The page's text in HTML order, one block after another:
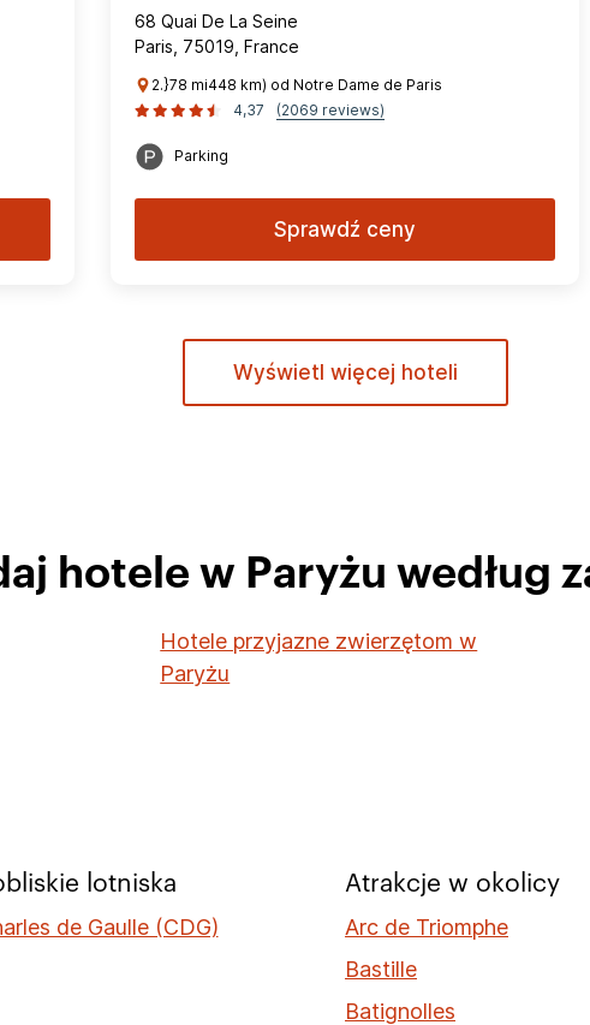
68 Quai De La Seine
Paris, 75019, France
2.}78 mi448 km) od Notre Dame de Paris
4,37
(2069 reviews)
Parking
Sprawdź ceny
Wyświetl więcej hoteli
hotele w Paryżu według
Hotele przyjazne zwierzętom w
Paryżu
lotniska
de Gaulle (CDG)
Atrakcje w okolicy
Arc de Triomphe
Bastille
Batignolles